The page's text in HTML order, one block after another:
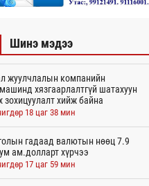
Шинэ мэдээ
жуулчлалын компанийн
хязгаарлалтгүй шатахуун
зохицуулалт хийж байна
18 цаг 38 мин
гадаад валютын нөөц 7.9
ам.долларт хүрчээ
17 цаг 59 мин